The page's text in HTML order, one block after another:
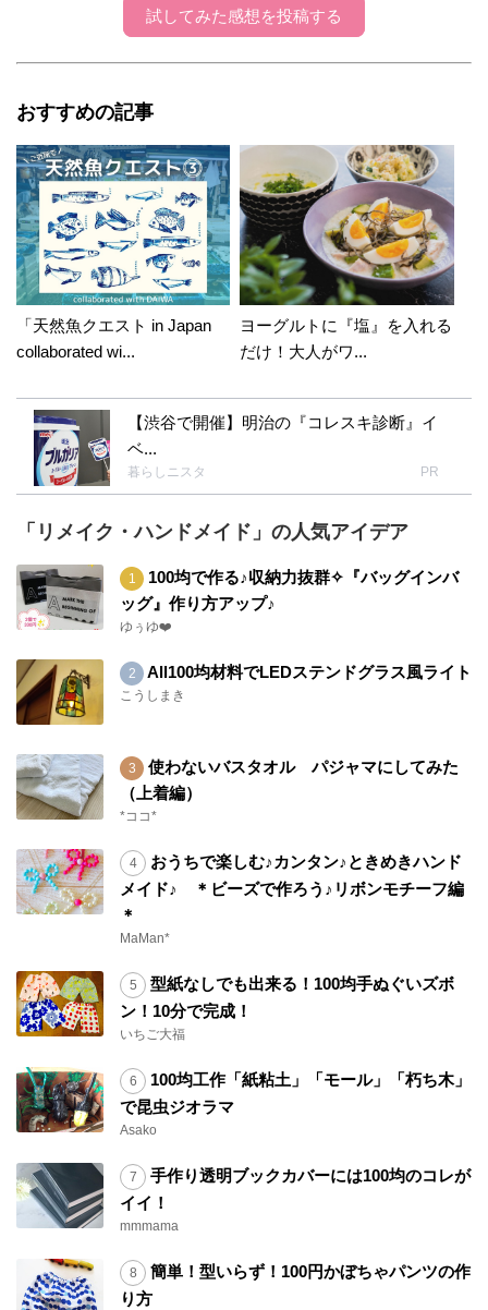
試してみた感想を投稿する
おすすめの記事
「天然魚クエスト in Japan
collaborated wi...
ヨーグルトに『塩』を入れる
だけ！大人がワ...
【渋谷で開催】明治の『コレスキ診断』イ
ベ...
暮らしニスタ PR
「リメイク・ハンドメイド」の人気アイデア
100均で作る♪収納力抜群✧『バッグインバ
ッグ』作り方アップ♪
ゆぅゆ❤️
All100均材料でLEDステンドグラス風ライト
こうしまき
使わないバスタオル パジャマにしてみた
（上着編）
*ココ*
おうちで楽しむ♪カンタン♪ときめきハンド
メイド♪ ＊ビーズで作ろう♪リボンモチーフ編
＊
MaMan*
型紙なしでも出来る！100均手ぬぐいズボ
ン！10分で完成！
いちご大福
100均工作「紙粘土」「モール」「朽ち木」
で昆虫ジオラマ
Asako
手作り透明ブックカバーには100均のコレが
イイ！
mmmama
簡単！型いらず！100円かぼちゃパンツの作
り方